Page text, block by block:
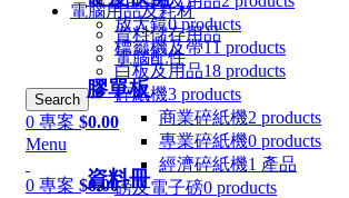
電腦用品及耗材
資料儲存用品
電腦配件
Search
0 專案 $0.00
Menu
0 專案 $0.00
膠單板
資料冊
放大鏡0 products
標籤機及帶11 products
白板及用品18 products
碎紙機3 products
商業碎紙機2 products
專業碎紙機0 products
經濟碎紙機1 產品
磅及電子磅0 products